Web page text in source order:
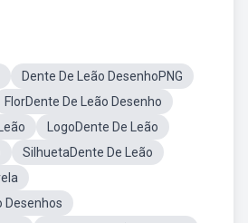
Dente De Leão DesenhoPNG
FlorDente De Leão Desenho
LogoDente De Leão
SilhuetaDente De Leão
Desenhos